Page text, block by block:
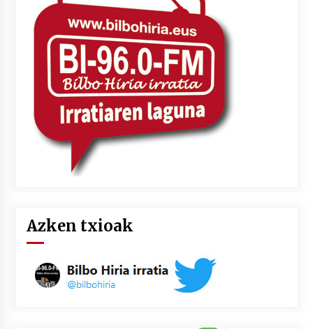
lan berriak
2026/07/03
MUSIBLA #297: Bide, Boards Of Canada, Somak,
Tiga, Twisted Teens, Underscores, Habia
2026/07/02
Azken txioak